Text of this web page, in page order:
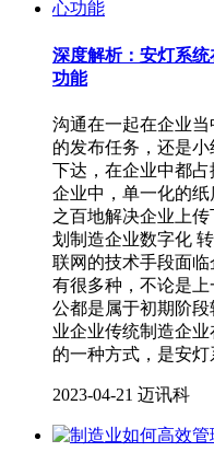
深度解析：安灯系
功能
沟通在一起在企业
的发布任务，还是
下达，在企业中都
企业中，单一化的
之百地解决企业上
划制造企业数字化
联网的技术手段面
有很多种，不论是
公都是属于初期阶
业企业传统制造企
的一种方式，是安灯
2023-04-21 迈讯科